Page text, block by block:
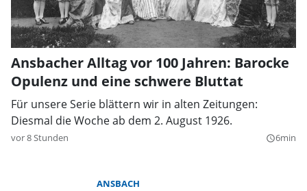
Ansbacher Alltag vor 100 Jahren: Barocke
Opulenz und eine schwere Bluttat
Für unsere Serie blättern wir in alten Zeitungen:
Diesmal die Woche ab dem 2. August 1926.
vor 8 Stunden query_builder6min
ANSBACH